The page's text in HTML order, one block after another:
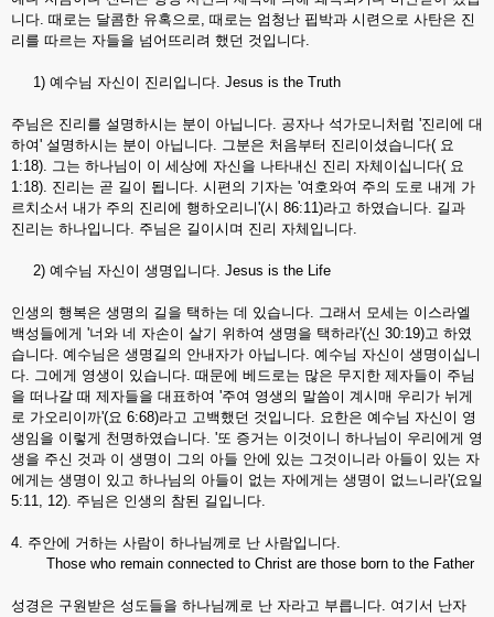
니다. 때로는 달콤한 유혹으로, 때로는 엄청난 핍박과 시련으로 사탄은 진
리를 따르는 자들을 넘어뜨리려 했던 것입니다.
1) 예수님 자신이 진리입니다. Jesus is the Truth
주님은 진리를 설명하시는 분이 아닙니다. 공자나 석가모니처럼 '진리에 대
하여' 설명하시는 분이 아닙니다. 그분은 처음부터 진리이셨습니다( 요
1:18). 그는 하나님이 이 세상에 자신을 나타내신 진리 자체이십니다( 요
1:18). 진리는 곧 길이 됩니다. 시편의 기자는 '여호와여 주의 도로 내게 가
르치소서 내가 주의 진리에 행하오리니'(시 86:11)라고 하였습니다. 길과
진리는 하나입니다. 주님은 길이시며 진리 자체입니다.
2) 예수님 자신이 생명입니다. Jesus is the Life
인생의 행복은 생명의 길을 택하는 데 있습니다. 그래서 모세는 이스라엘
백성들에게 '너와 네 자손이 살기 위하여 생명을 택하라'(신 30:19)고 하였
습니다. 예수님은 생명길의 안내자가 아닙니다. 예수님 자신이 생명이십니
다. 그에게 영생이 있습니다. 때문에 베드로는 많은 무지한 제자들이 주님
을 떠나갈 때 제자들을 대표하여 '주여 영생의 말씀이 계시매 우리가 뉘게
로 가오리이까'(요 6:68)라고 고백했던 것입니다. 요한은 예수님 자신이 영
생임을 이렇게 천명하였습니다. '또 증거는 이것이니 하나님이 우리에게 영
생을 주신 것과 이 생명이 그의 아들 안에 있는 그것이니라 아들이 있는 자
에게는 생명이 있고 하나님의 아들이 없는 자에게는 생명이 없느니라'(요일
5:11, 12). 주님은 인생의 참된 길입니다.
4. 주안에 거하는 사람이 하나님께로 난 사람입니다.
Those who remain connected to Christ are those born to the Father
성경은 구원받은 성도들을 하나님께로 난 자라고 부릅니다. 여기서 난자